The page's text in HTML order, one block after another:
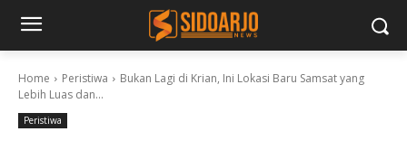
Home Peristiwa
Bukan Lagi di Krian, Ini Lokasi Baru Samsat yang
Lebih Luas dan...
Peristiwa